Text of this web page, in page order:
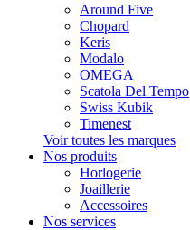
Around Five
Chopard
Keris
Modalo
OMEGA
Scatola Del Tempo
Swiss Kubik
Timenest
Voir toutes les marques
Nos produits
Horlogerie
Joaillerie
Accessoires
Nos services